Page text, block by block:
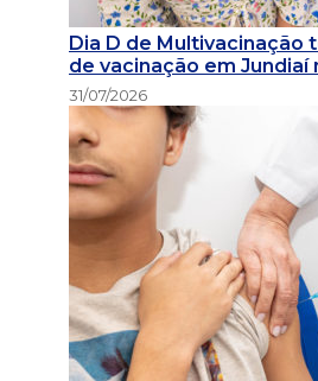
Dia D de Multivacinação
de vacinação em Jundiaí
31/07/2026